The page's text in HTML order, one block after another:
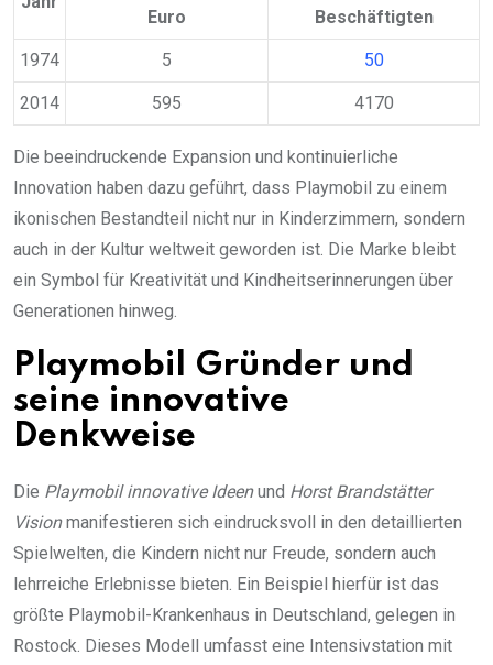
Euro Beschäftigten
1974 5 50
2014 595 4170
Die beeindruckende Expansion und kontinuierliche
Innovation haben dazu geführt, dass Playmobil zu einem
ikonischen Bestandteil nicht nur in Kinderzimmern, sondern
auch in der Kultur weltweit geworden ist. Die Marke bleibt
ein Symbol für Kreativität und Kindheitserinnerungen über
Generationen hinweg.
Playmobil Gründer und
seine innovative
Denkweise
Die Playmobil innovative Ideenund Horst Brandstätter
Visionmanifestieren sich eindrucksvoll in den detaillierten
Spielwelten, die Kindern nicht nur Freude, sondern auch
lehrreiche Erlebnisse bieten. Ein Beispiel hierfür ist das
größte Playmobil-Krankenhaus in Deutschland, gelegen in
Rostock. Dieses Modell umfasst eine Intensivstation mit